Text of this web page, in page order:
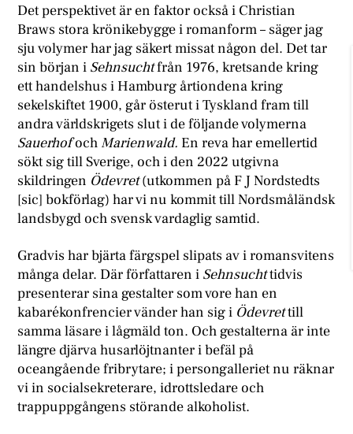
Det perspektivet är en faktor också i Christian
Braws stora krönikebygge i romanform – säger jag
sju volymer har jag säkert missat någon del. Det tar
sin början i Sehnsuchtfrån 1976, kretsande kring
ett handelshus i Hamburg årtiondena kring
sekelskiftet 1900, går österut i Tyskland fram till
andra världskrigets slut i de följande volymerna
SauerhofochMarienwald. En reva har emellertid
sökt sig till Sverige, och i den 2022 utgivna
skildringen Ödevret(utkommen på F J Nordstedts
[sic] bokförlag) har vi nu kommit till Nordsmåländsk
landsbygd och svensk vardaglig samtid.
Gradvis har bjärta färgspel slipats av i romansvitens
många delar. Där författaren i Sehnsuchttidvis
presenterar sina gestalter som vore han en
kabarékonfrencier vänder han sig i Ödevrettill
samma läsare i lågmäld ton. Och gestalterna är inte
längre djärva husarlöjtnanter i befäl på
oceangående fribrytare; i persongalleriet nu räknar
vi in socialsekreterare, idrottsledare och
trappuppgångens störande alkoholist.